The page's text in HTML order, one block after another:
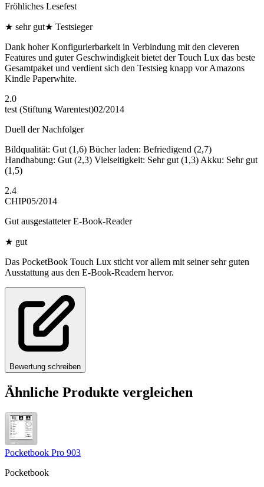
Fröhliches Lesefest
★ sehr gut★ Testsieger
Dank hoher Konfigurierbarkeit in Verbindung mit den cleveren
Features und guter Geschwindigkeit bietet der Touch Lux das beste
Gesamtpaket und verdient sich den Testsieg knapp vor Amazons
Kindle Paperwhite.
2.0
test (Stiftung Warentest)02/2014
Duell der Nachfolger
Bildqualität: Gut (1,6) Bücher laden: Befriedigend (2,7)
Handhabung: Gut (2,3) Vielseitigkeit: Sehr gut (1,3) Akku: Sehr gut
(1,5)
2.4
CHIP05/2014
Gut ausgestatteter E-Book-Reader
★ gut
Das PocketBook Touch Lux sticht vor allem mit seiner sehr guten
Ausstattung aus den E-Book-Readern hervor.
Bewertung schreiben
Ähnliche Produkte vergleichen
Pocketbook Pro 903
Pocketbook